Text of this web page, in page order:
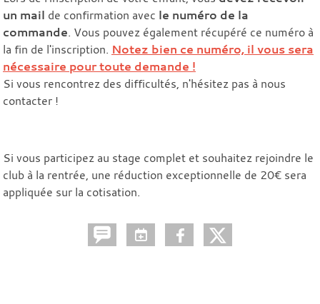
un mail de confirmation avec le numéro de la
commande. Vous pouvez également récupéré ce numéro à
la fin de l'inscription. Notez bien ce numéro, il vous sera
nécessaire pour toute demande !
Si vous rencontrez des difficultés, n'hésitez pas à nous
contacter !
Si vous participez au stage complet et souhaitez rejoindre le
club à la rentrée, une réduction exceptionnelle de 20€ sera
appliquée sur la cotisation.